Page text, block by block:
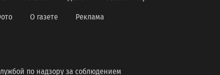
О газете Реклама
по надзору за соблюдением